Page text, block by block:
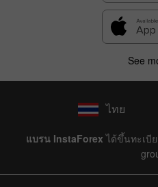
Hide chart
8 August 2025 - 8 August 2026
4 years|
See
ไทย
แบรน InstaForex ได้ขึ้นทะเบี